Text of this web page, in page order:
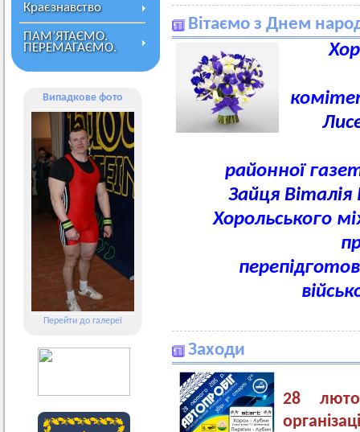
Краєзнавство
ПАМ’ЯТАЄМО.
ПЕРЕМАГАЄМО.
Випадкове фото
Перейти до галереї
Вітаємо з Днем
районної
Зайця Віталія
Хорольського
Заходи
28